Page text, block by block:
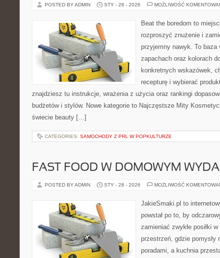
POSTED BY ADMIN STY - 28 - 2026 MOŻLIWOŚĆ
Beat the boredom to
rozproszyć znużenie i
przyjemny nawyk. To baza
zapachach oraz kolorach
konkretnych wskazówek,
recepturę i wybierać
znajdziesz tu instrukcje, wrażenia z użycia oraz rankingi
budżetów i stylów. Nowe kategorie to Najczęstsze Mity
świecie beauty […]
CATEGORIES: SAMOCHODY Z PRL W POPKULTURZE
FAST FOOD W DOMOWYM
POSTED BY ADMIN STY - 28 - 2026 MOŻLIWOŚĆ
JakieSmaki.pl to
powstał po to, by
zamieniać zwykłe posiłki
przestrzeń, gdzie pomysły
poradami, a kuchnia